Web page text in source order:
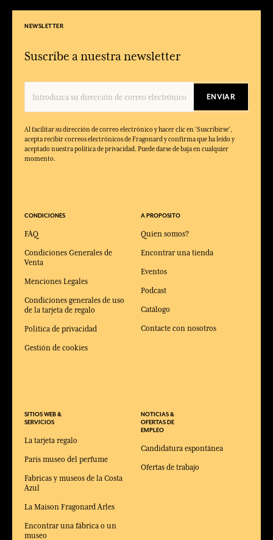
NEWSLETTER
Suscríbe a nuestra newsletter
ENVIAR
Al facilitar su dirección de correo electrónico y hacer clic en 'Suscribirse',
acepta recibir correos electrónicos de Fragonard y confirma que ha leído y
aceptado nuestra política de privacidad. Puede darse de baja en cualquier
momento.
CONDICIONES
FAQ
Condiciones Generales de
Venta
Menciones Legales
Condiciones generales de uso
de la tarjeta de regalo
Política de privacidad
Gestión de cookies
SITIOS WEB &
SERVICIOS
La tarjeta regalo
Paris museo del perfume
Fabricas y museos de la Costa
Azul
La Maison Fragonard Arles
Encontrar una fábrica o un
museo
A PROPOSITO
Quien somos?
Encontrar una tienda
Eventos
Podcast
Catálogo
Contacte con nosotros
NOTICIAS &
OFERTAS DE
EMPLEO
Candidatura espontánea
Ofertas de trabajo